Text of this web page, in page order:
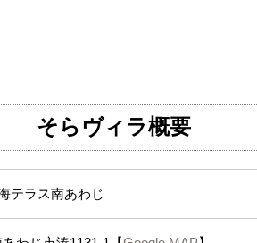
そらヴィラ概要
テラス南あわじ